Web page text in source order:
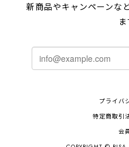
新商品やキャンペーンな
ま
プライバ
特定商取引
会